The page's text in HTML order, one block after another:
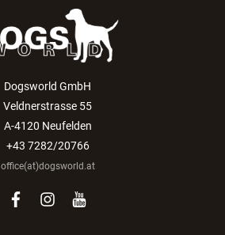
Dogsworld GmbH
Veldnerstrasse 55
A-4120 Neufelden
+43 7282/20766
office(at)dogsworld.at
facebook
instagram
youtube